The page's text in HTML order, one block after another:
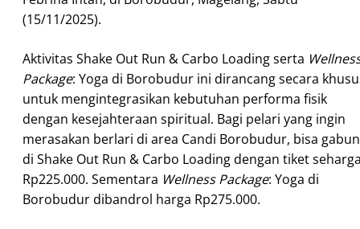
(15/11/2025).
Aktivitas Shake Out Run & Carbo Loading serta
Package: Yoga di Borobudur ini dirancang secara
untuk mengintegrasikan kebutuhan performa fisik
dengan kesejahteraan spiritual. Bagi pelari yang ingin
merasakan berlari di area Candi Borobudur, bisa
di Shake Out Run & Carbo Loading dengan tiket
Rp225.000. Sementara Wellness Package: Yoga di
Borobudur dibandrol harga Rp275.000.